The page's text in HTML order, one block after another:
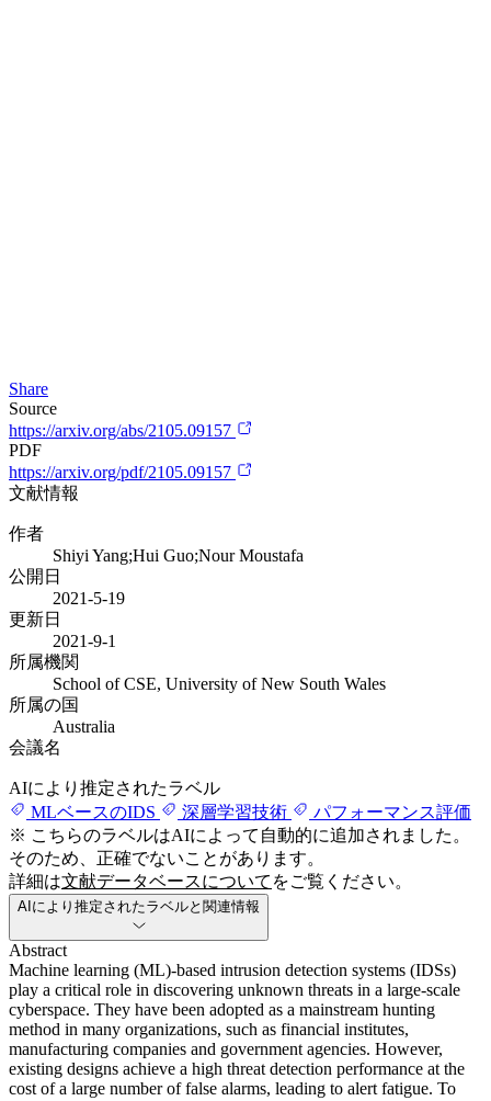
Share
Source
https://arxiv.org/abs/2105.09157
PDF
https://arxiv.org/pdf/2105.09157
文献情報
作者
Shiyi Yang;Hui Guo;Nour Moustafa
公開日
2021-5-19
更新日
2021-9-1
所属機関
School of CSE, University of New South Wales
所属の国
Australia
会議名
AIにより推定されたラベル
MLベースのIDS
深層学習技術
パフォーマンス評価
※ こちらのラベルはAIによって自動的に追加されました。
そのため、正確でないことがあります。
詳細は文献データベースについて をご覧ください。
AIにより推定されたラベルと関連情報
Abstract
Machine learning (ML)-based intrusion detection systems (IDSs)
play a critical role in discovering unknown threats in a large-scale
cyberspace. They have been adopted as a mainstream hunting
method in many organizations, such as financial institutes,
manufacturing companies and government agencies. However,
existing designs achieve a high threat detection performance at the
cost of a large number of false alarms, leading to alert fatigue. To